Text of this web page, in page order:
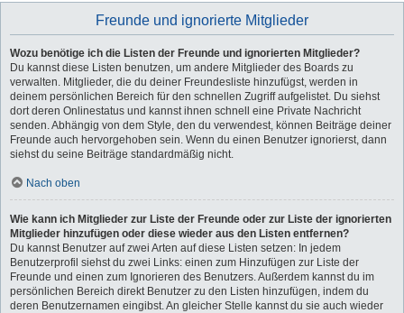
Freunde und ignorierte Mitglieder
Wozu benötige ich die Listen der Freunde und ignorierten Mitglieder?
Du kannst diese Listen benutzen, um andere Mitglieder des Boards zu
verwalten. Mitglieder, die du deiner Freundesliste hinzufügst, werden in
deinem persönlichen Bereich für den schnellen Zugriff aufgelistet. Du siehst
dort deren Onlinestatus und kannst ihnen schnell eine Private Nachricht
senden. Abhängig von dem Style, den du verwendest, können Beiträge deiner
Freunde auch hervorgehoben sein. Wenn du einen Benutzer ignorierst, dann
siehst du seine Beiträge standardmäßig nicht.
Nach oben
Wie kann ich Mitglieder zur Liste der Freunde oder zur Liste der ignorierten
Mitglieder hinzufügen oder diese wieder aus den Listen entfernen?
Du kannst Benutzer auf zwei Arten auf diese Listen setzen: In jedem
Benutzerprofil siehst du zwei Links: einen zum Hinzufügen zur Liste der
Freunde und einen zum Ignorieren des Benutzers. Außerdem kannst du im
persönlichen Bereich direkt Benutzer zu den Listen hinzufügen, indem du
deren Benutzernamen eingibst. An gleicher Stelle kannst du sie auch wieder